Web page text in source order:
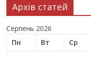
Архів статей
Серпень 2026
Пн
Вт Ср